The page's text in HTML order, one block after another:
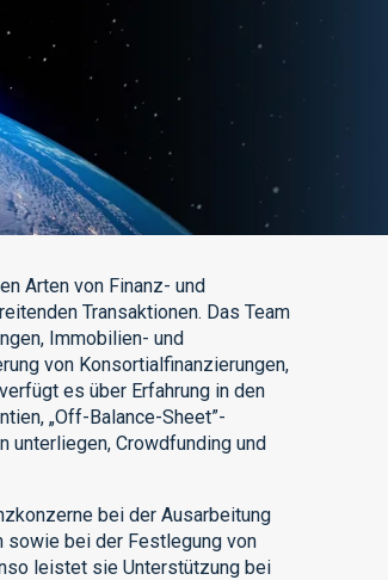
Arten von Finanz- und
Transaktionen. Das Team
Immobilien- und
von Konsortialfinanzierungen,
es über Erfahrung in den
„Off-Balance-Sheet”-
unterliegen, Crowdfunding und
bei der Ausarbeitung
sowie bei der Festlegung von
leistet sie Unterstützung bei